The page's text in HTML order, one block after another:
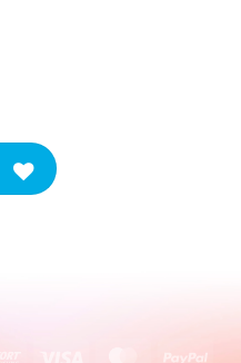
MasterCard